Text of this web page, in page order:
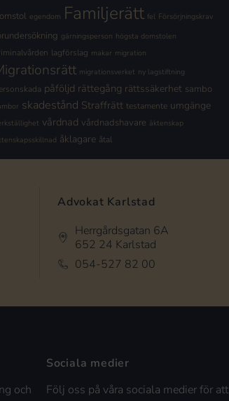
egendom Familjerätt fel Försörjningskrav
gärningsperson högsta domstolen
lagförslag makar migration
migrationsverket ny lagstiftning
påföljd rättegång rättssäkerhet sambo
skadestånd Straffrätt testamente umgänge
vårdnad vårdnadshavare äktenskap
åklagare åtal
Advokat Karlstad
Herrgårdsgatan 6A
652 24 Karlstad
054-527 82 00
och
Sociala medier
Följ oss på våra sociala medier för att